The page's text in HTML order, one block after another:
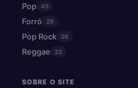
Pop 45
Forró 28
Pop Rock 26
Reggae 22
SOBRE O SITE